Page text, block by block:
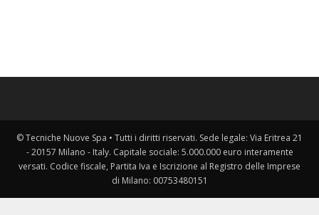
© Tecniche Nuove Spa • Tutti i diritti riservati. Sede legale: Via Eritrea 21
- 20157 Milano - Italy. Capitale sociale: 5.000.000 euro interamente
versati. Codice fiscale, Partita Iva e Iscrizione al Registro delle Imprese
di Milano: 00753480151